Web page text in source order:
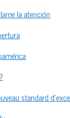
la atención
standard